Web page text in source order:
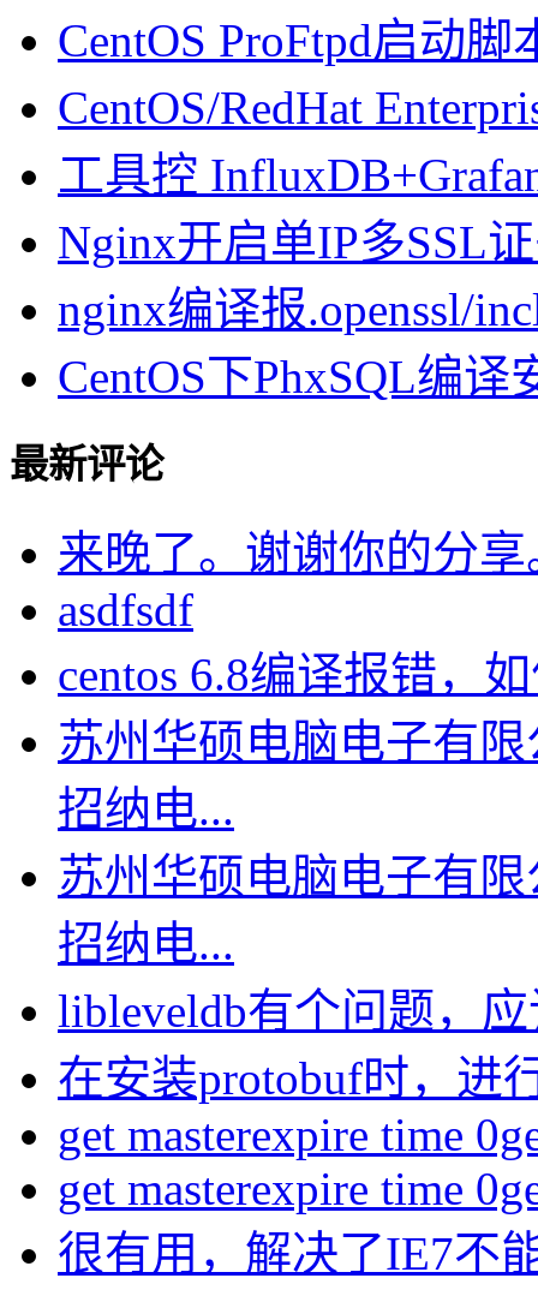
CentOS ProFtpd启动脚
CentOS/RedHat
工具控
Nginx开启单IP多SSL
nginx编译报.openssl/
CentOS下PhxSQL编译
最新评论
来晚了。谢谢你的分享
asdfsdf
centos 6.8编译报错，
苏州华硕电脑电子有
招纳电...
苏州华硕电脑电子有
招纳电...
libleveldb有个问题，
在安装protobuf时，进
get masterexpire time
get masterexpire time
很有用，解决了IE7不